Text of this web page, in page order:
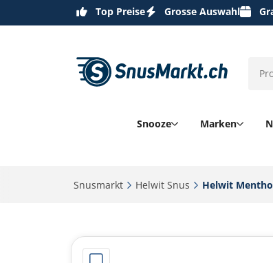
Top Preise Grosse Auswahl
Snooze Marken
Snusmarkt‎ Helwit Snus‎ Helwit